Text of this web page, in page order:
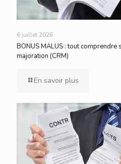
6 juillet 2026
BONUS MALUS : tout
majoration (CRM)
En savoir plus